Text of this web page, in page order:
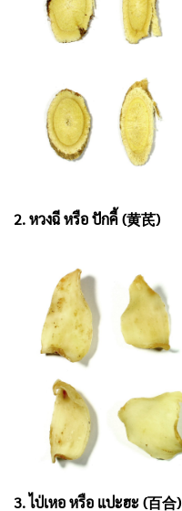
2. หวงฉี หรือ ปักคี้ (黄芪)
3. ไป่เหอ หรือ แปะฮะ (百合)